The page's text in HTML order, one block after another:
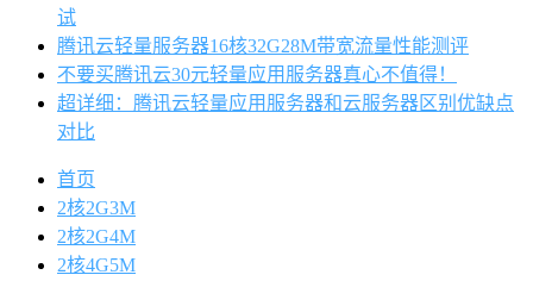
试
腾讯云轻量服务器16核32G28M带宽流量性能测评
不要买腾讯云30元轻量应用服务器真心不值得！
超详细：腾讯云轻量应用服务器和云服务器区别优缺点
对比
首页
2核2G3M
2核2G4M
2核4G5M